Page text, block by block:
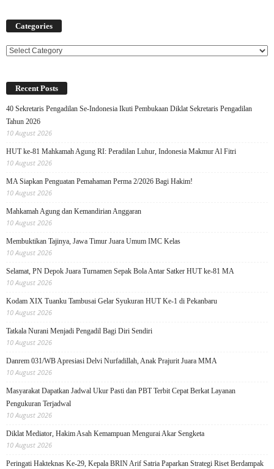
Categories
Categories
Recent Posts
40 Sekretaris Pengadilan Se-Indonesia Ikuti Pembukaan Diklat Sekretaris Pengadilan
Tahun 2026
10 August 2026
HUT ke-81 Mahkamah Agung RI: Peradilan Luhur, Indonesia Makmur Al Fitri
10 August 2026
MA Siapkan Penguatan Pemahaman Perma 2/2026 Bagi Hakim!
10 August 2026
Mahkamah Agung dan Kemandirian Anggaran
10 August 2026
Membuktikan Tajinya, Jawa Timur Juara Umum IMC Kelas
10 August 2026
Selamat, PN Depok Juara Turnamen Sepak Bola Antar Satker HUT ke-81 MA
10 August 2026
Kodam XIX Tuanku Tambusai Gelar Syukuran HUT Ke-1 di Pekanbaru
10 August 2026
Tatkala Nurani Menjadi Pengadil Bagi Diri Sendiri
10 August 2026
Danrem 031/WB Apresiasi Delvi Nurfadillah, Anak Prajurit Juara MMA
10 August 2026
Masyarakat Dapatkan Jadwal Ukur Pasti dan PBT Terbit Cepat Berkat Layanan
Pengukuran Terjadwal
10 August 2026
Diklat Mediator, Hakim Asah Kemampuan Mengurai Akar Sengketa
10 August 2026
Peringati Hakteknas Ke-29, Kepala BRIN Arif Satria Paparkan Strategi Riset Berdampak